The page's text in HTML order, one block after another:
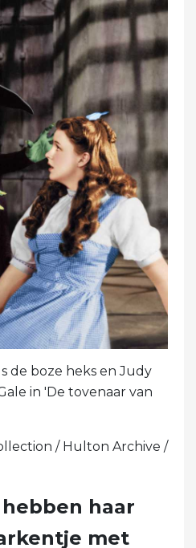
de boze heks en Judy
in 'De tovenaar van
/ Hulton Archive /
haar
met